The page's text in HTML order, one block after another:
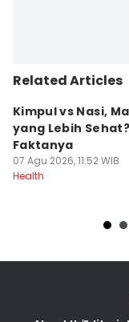
Related Articles
Kimpul vs Nasi,
yang Lebih
Faktanya
07 Agu 2026, 11:52 WIB
Health